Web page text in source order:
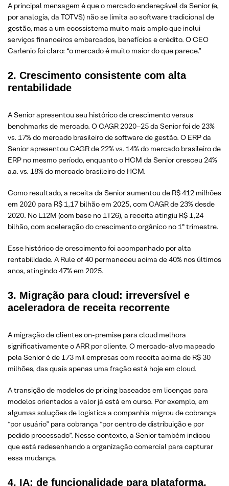
A principal mensagem é que o mercado endereçável da Senior (e,
por analogia, da TOTVS) não se limita ao software tradicional de
gestão, mas a um ecossistema muito mais amplo que inclui
serviços financeiros embarcados, benefícios e crédito. O CEO
Carlenio foi claro: “o mercado é muito maior do que parece.”
2. Crescimento consistente com alta
rentabilidade
A Senior apresentou seu histórico de crescimento versus
benchmarks de mercado. O CAGR 2020–25 da Senior foi de 23%
vs. 17% do mercado brasileiro de software de gestão. O ERP da
Senior apresentou CAGR de 22% vs. 14% do mercado brasileiro de
ERP no mesmo período, enquanto o HCM da Senior cresceu 24%
a.a. vs. 18% do mercado brasileiro de HCM.
Como resultado, a receita da Senior aumentou de R$ 412 milhões
em 2020 para R$ 1,17 bilhão em 2025, com CAGR de 23% desde
2020. No L12M (com base no 1T26), a receita atingiu R$ 1,24
bilhão, com aceleração do crescimento orgânico no 1º trimestre.
Esse histórico de crescimento foi acompanhado por alta
rentabilidade. A Rule of 40 permaneceu acima de 40% nos últimos
anos, atingindo 47% em 2025.
3. Migração para cloud: irreversível e
aceleradora de receita recorrente
A migração de clientes on-premise para cloud melhora
significativamente o ARR por cliente. O mercado-alvo mapeado
pela Senior é de 173 mil empresas com receita acima de R$ 30
milhões, das quais apenas uma fração está hoje em cloud.
A transição de modelos de pricing baseados em licenças para
modelos orientados a valor já está em curso. Por exemplo, em
algumas soluções de logística a companhia migrou de cobrança
“por usuário” para cobrança “por centro de distribuição e por
pedido processado”. Nesse contexto, a Senior também indicou
que está redesenhando a organização comercial para capturar
essa mudança.
4. IA: de funcionalidade para plataforma.